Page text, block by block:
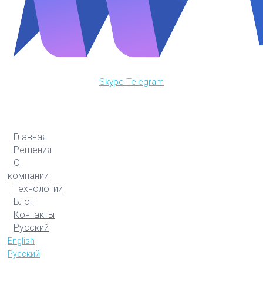
Skype Telegram
Главная
Решения
О
компании
Технологии
Блог
Контакты
Русский
English
Русский